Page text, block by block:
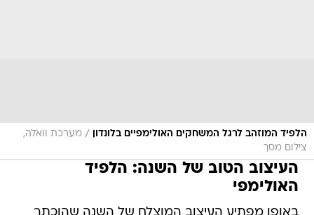
הלפיד המוזהב לרגל המשחקים האולימפיים בלונדון / מערכת וואלה,
צילום מסך
העיצוב הטוב של השנה: הלפיד
האולימפי